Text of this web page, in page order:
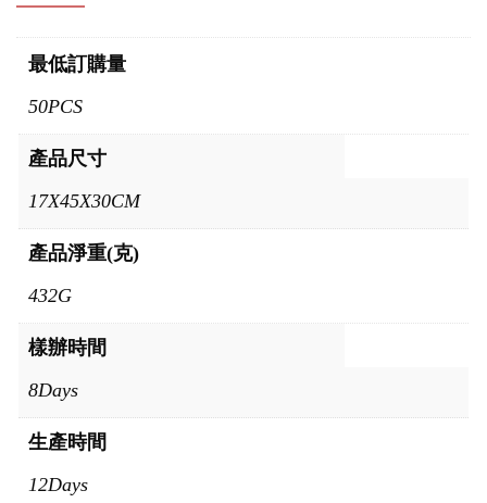
最低訂購量
50PCS
產品尺寸
17X45X30CM
產品淨重(克)
432G
樣辦時間
8Days
生產時間
12Days